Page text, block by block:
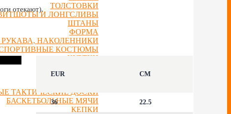
ТОЛСТОВКИ
И ЛОНГСЛИВЫ
ШТАНЫ
ФОРМА
РУКАВА, НАКОЛЕННИКИ
КОСТЮМЫ
КУРТКИ
АКСЕССУАРЫ
ТАКТИЧЕСКИЕ ДОСКИ
БАСКЕТБОЛЬНЫЕ МЯЧИ
КЕПКИ
отекают).
EUR CM
36 22.5